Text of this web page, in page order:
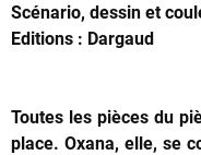
Scénario, dessin et
Editions : Dargaud
Toutes les pièces du
place. Oxana, elle, se